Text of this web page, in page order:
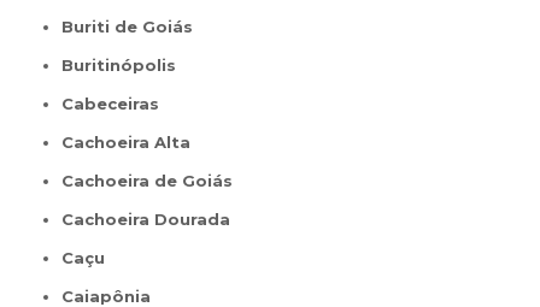
Buriti de Goiás
Buritinópolis
Cabeceiras
Cachoeira Alta
Cachoeira de Goiás
Cachoeira Dourada
Caçu
Caiapônia